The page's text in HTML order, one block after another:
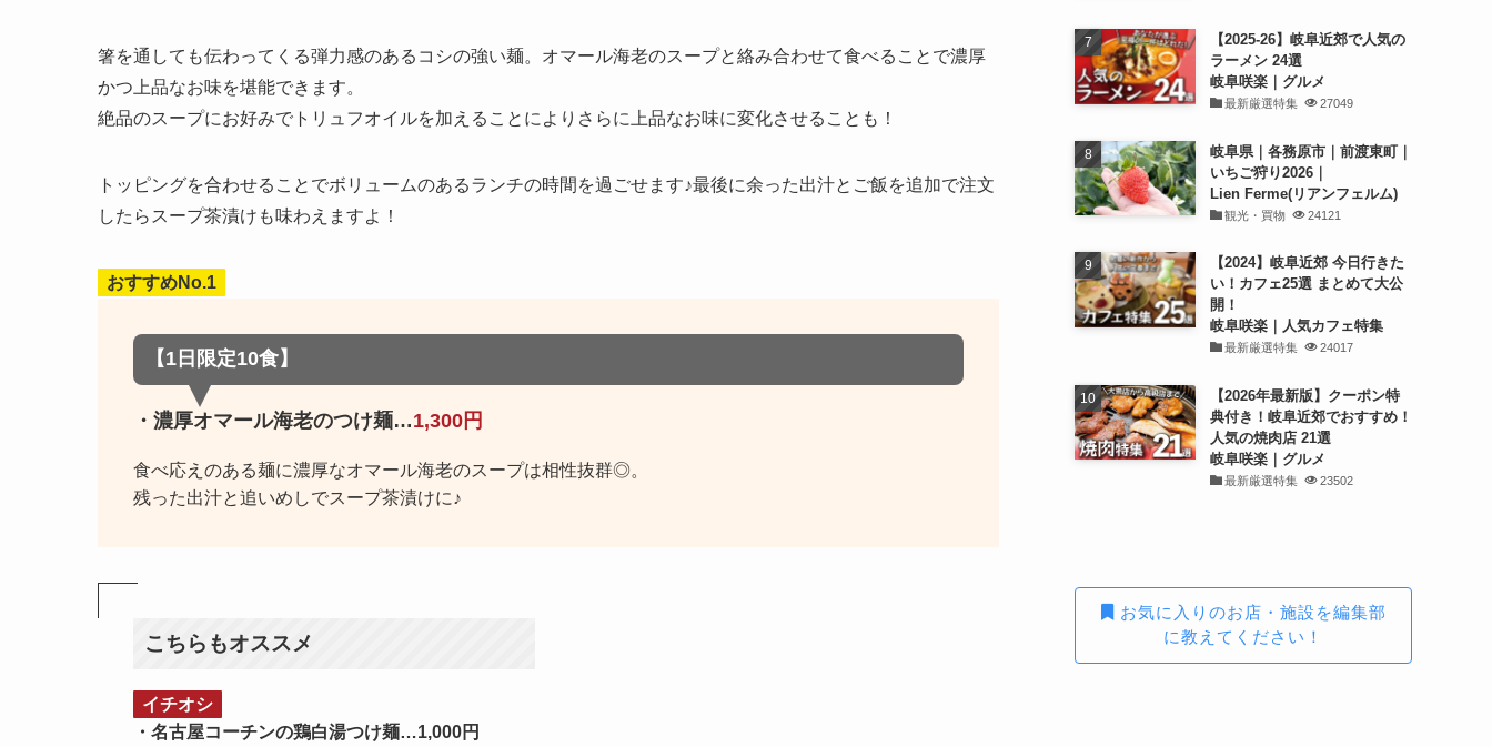
箸を通しても伝わってくる弾力感のあるコシの強い麺。オマール海老のスープと絡み合わせて食べることで濃厚
かつ上品なお味を堪能できます。
絶品のスープにお好みでトリュフオイルを加えることによりさらに上品なお味に変化させることも！
トッピングを合わせることでボリュームのあるランチの時間を過ごせます♪最後に余った出汁とご飯を追加で注文
したらスープ茶漬けも味わえますよ！
おすすめNo.1
【1日限定10食】
・濃厚オマール海老のつけ麺…1,300円
食べ応えのある麺に濃厚なオマール海老のスープは相性抜群◎。
残った出汁と追いめしでスープ茶漬けに♪
こちらもオススメ
イチオシ
・名古屋コーチンの鶏白湯つけ麺…1,000円
【2025-26】岐阜近郊で人気の
ラーメン 24選
岐阜咲楽｜グルメ
最新厳選特集 27049
岐阜県｜各務原市｜前渡東町｜
いちご狩り2026｜
Lien Ferme(リアンフェルム)
観光・買物 24121
【2024】岐阜近郊 今日行きた
い！カフェ25選 まとめて大公
開！
岐阜咲楽｜人気カフェ特集
最新厳選特集 24017
【2026年最新版】クーポン特
典付き！岐阜近郊でおすすめ！
人気の焼肉店 21選
岐阜咲楽｜グルメ
最新厳選特集 23502
お気に入りのお店・施設を編集部
に教えてください！